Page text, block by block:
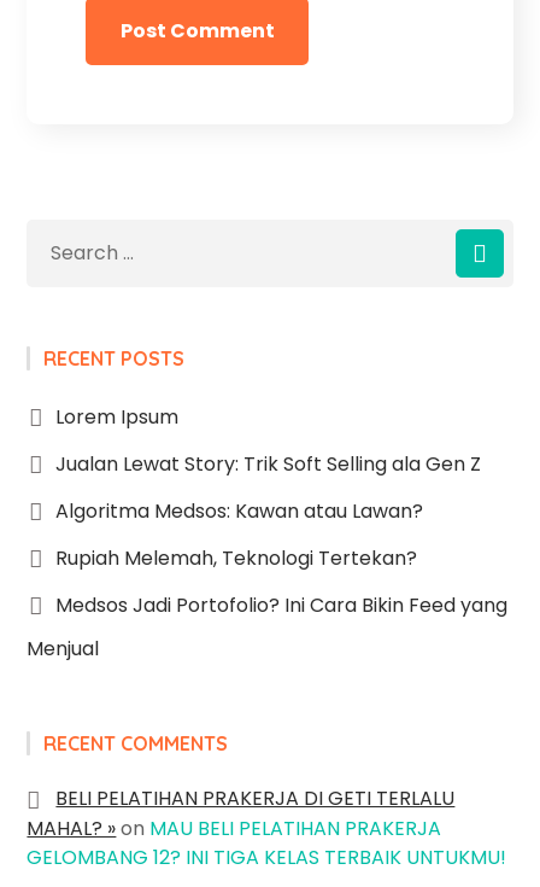
RECENT POSTS
Lorem Ipsum
Jualan Lewat Story: Trik Soft Selling ala Gen Z
Algoritma Medsos: Kawan atau Lawan?
Rupiah Melemah, Teknologi Tertekan?
Medsos Jadi Portofolio? Ini Cara Bikin Feed yang
Menjual
RECENT COMMENTS
BELI PELATIHAN PRAKERJA DI GETI TERLALU
MAHAL? »on MAU BELI PELATIHAN PRAKERJA
GELOMBANG 12? INI TIGA KELAS TERBAIK UNTUKMU!